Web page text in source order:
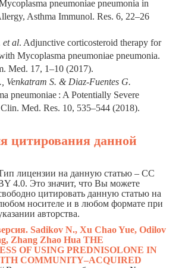
pneumoniae pneumonia in
Asthma Immunol. Res. 6, 22–26
et al. Adjunctive corticosteroid therapy for
Mycoplasma pneumoniae pneumonia.
Med. 17, 1–10 (2017).
Venkatram S. & Diaz-Fuentes G.
pneumoniae : A Potentially Severe
Med. Res. 10, 535–544 (2018).
цитирования данной
лицензии на данную статью – CC
4.0. Это значит, что Вы можете
цитировать данную статью на
носителе и в любом формате при
авторства.
Sadikov N., Xu Chao Yue, Odilov
Zhang Zhao Нua THE
OF USING PREDNISOLONE IN
COMMUNITY–ACQUIRED